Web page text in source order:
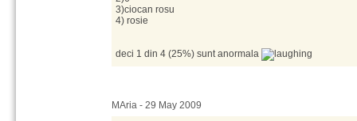
3)ciocan rosu
4) rosie
deci 1 din 4 (25%) sunt anormala
MAria - 29 May 2009